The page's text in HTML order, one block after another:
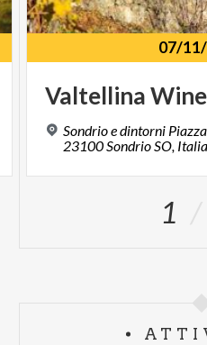
07/
ValtellinaWine
Sondrio e dintorni
23100 Sondrio SO, Italia
1